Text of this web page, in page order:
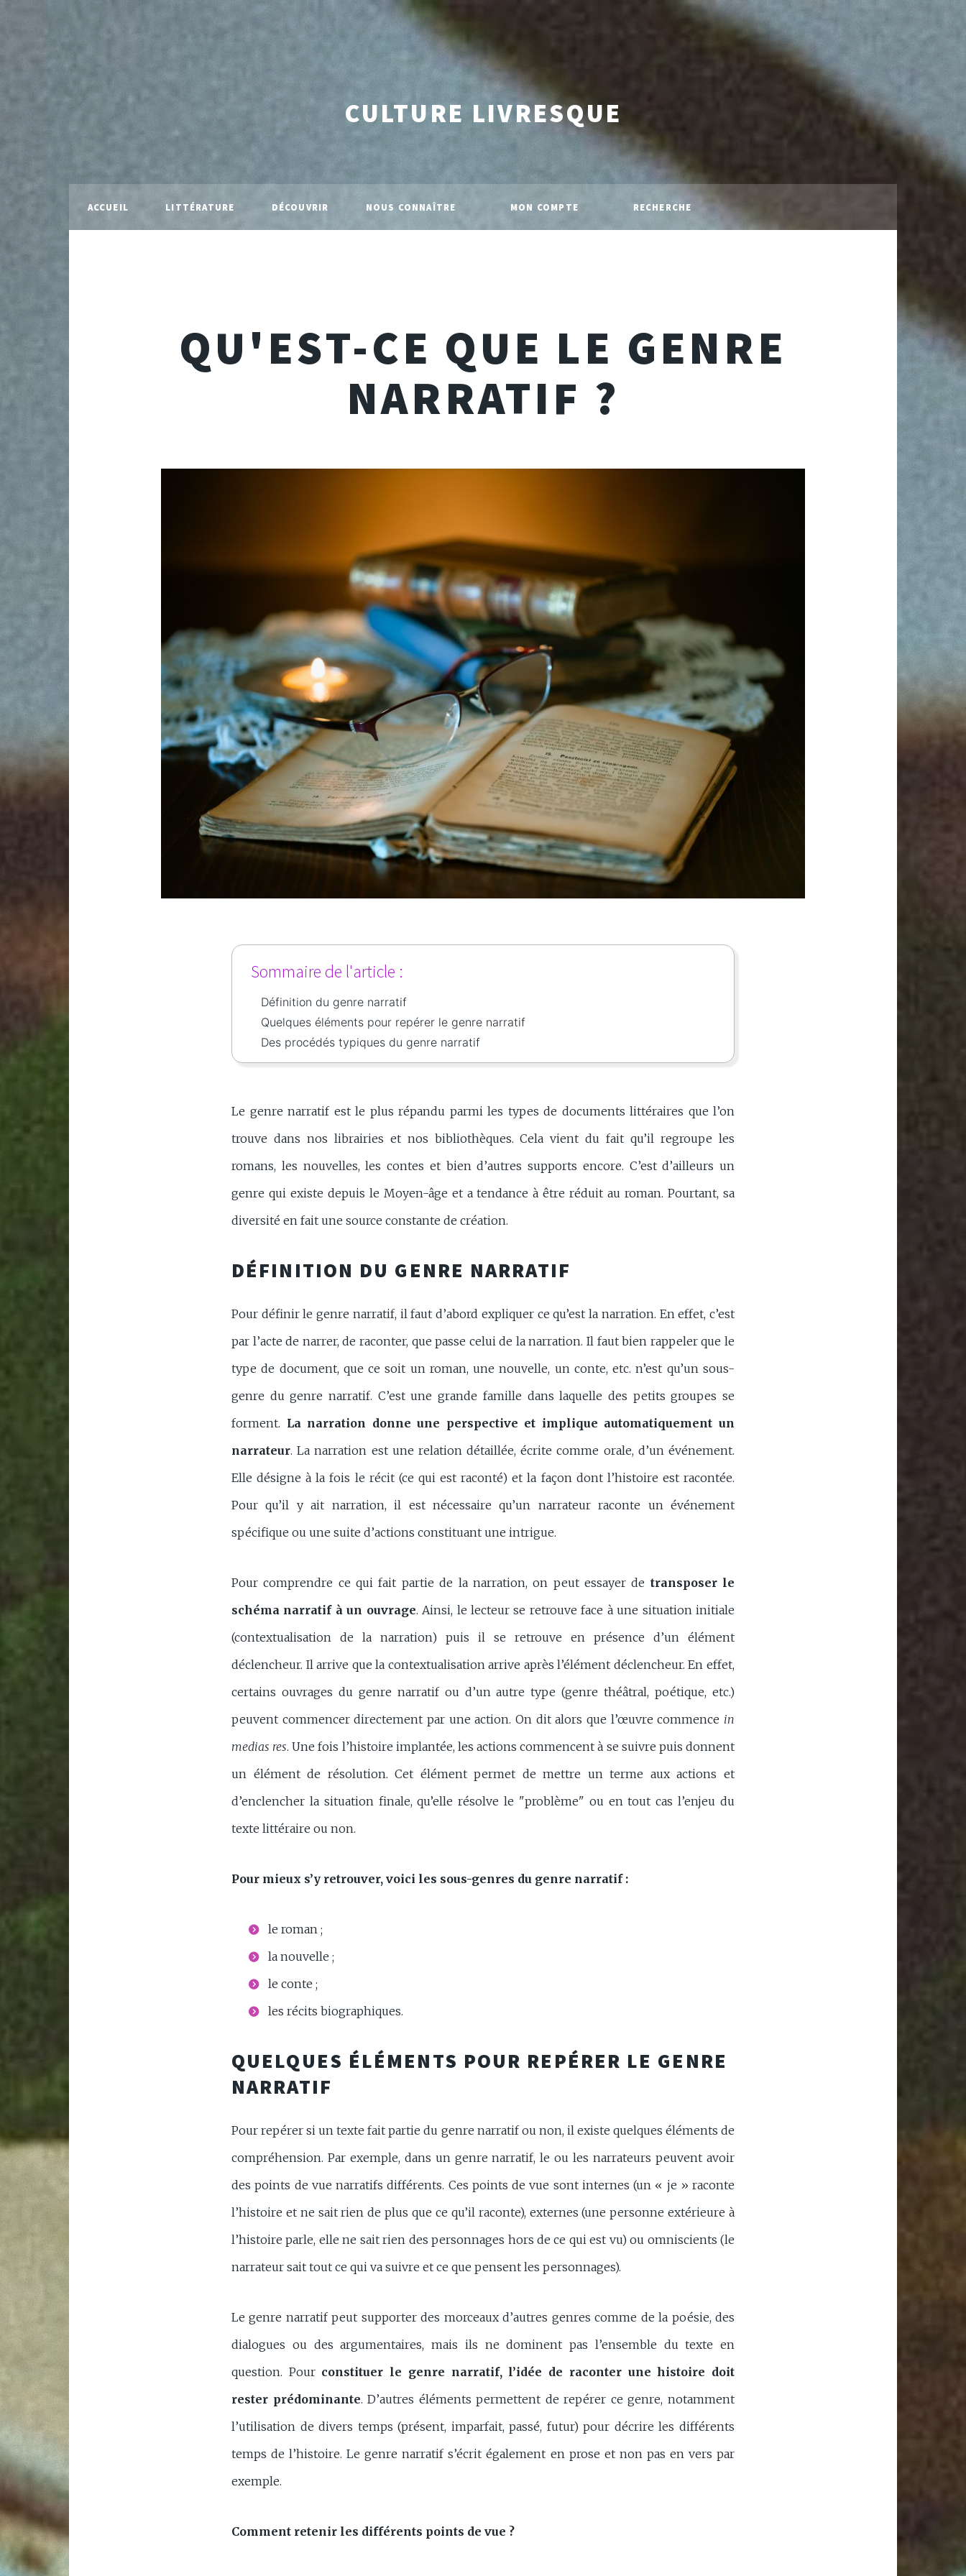
CULTURE LIVRESQUE
ACCUEIL LITTÉRATURE DÉCOUVRIR NOUS CONNAÎTRE MON COMPTE RECHERCHE
QU'EST-CE QUE LE GENRE
NARRATIF ?
Sommaire de l'article :
Définition du genre narratif
Quelques éléments pour repérer le genre narratif
Des procédés typiques du genre narratif
Le genre narratif est le plus répandu parmi les types de documents littéraires que l’on
trouve dans nos librairies et nos bibliothèques. Cela vient du fait qu’il regroupe les
romans, les nouvelles, les contes et bien d’autres supports encore. C’est d’ailleurs un
genre qui existe depuis le Moyen-âge et a tendance à être réduit au roman. Pourtant, sa
diversité en fait une source constante de création.
DÉFINITION DU GENRE NARRATIF
Pour définir le genre narratif, il faut d’abord expliquer ce qu’est la narration. En effet, c’est
par l’acte de narrer, de raconter, que passe celui de la narration. Il faut bien rappeler que le
type de document, que ce soit un roman, une nouvelle, un conte, etc. n’est qu’un sous-
genre du genre narratif. C’est une grande famille dans laquelle des petits groupes se
forment. La narration donne une perspective et implique automatiquement un
narrateur. La narration est une relation détaillée, écrite comme orale, d’un événement.
Elle désigne à la fois le récit (ce qui est raconté) et la façon dont l’histoire est racontée.
Pour qu’il y ait narration, il est nécessaire qu’un narrateur raconte un événement
spécifique ou une suite d’actions constituant une intrigue.
Pour comprendre ce qui fait partie de la narration, on peut essayer de transposer le
schéma narratif à un ouvrage. Ainsi, le lecteur se retrouve face à une situation initiale
(contextualisation de la narration) puis il se retrouve en présence d’un élément
déclencheur. Il arrive que la contextualisation arrive après l’élément déclencheur. En effet,
certains ouvrages du genre narratif ou d’un autre type (genre théâtral, poétique, etc.)
peuvent commencer directement par une action. On dit alors que l’œuvre commence in
medias res. Une fois l’histoire implantée, les actions commencent à se suivre puis donnent
un élément de résolution. Cet élément permet de mettre un terme aux actions et
d’enclencher la situation finale, qu’elle résolve le "problème" ou en tout cas l’enjeu du
texte littéraire ou non.
Pour mieux s’y retrouver, voici les sous-genres du genre narratif :
le roman ;
la nouvelle ;
le conte ;
les récits biographiques.
QUELQUES ÉLÉMENTS POUR REPÉRER LE GENRE
NARRATIF
Pour repérer si un texte fait partie du genre narratif ou non, il existe quelques éléments de
compréhension. Par exemple, dans un genre narratif, le ou les narrateurs peuvent avoir
des points de vue narratifs différents. Ces points de vue sont internes (un « je » raconte
l’histoire et ne sait rien de plus que ce qu’il raconte), externes (une personne extérieure à
l’histoire parle, elle ne sait rien des personnages hors de ce qui est vu) ou omniscients (le
narrateur sait tout ce qui va suivre et ce que pensent les personnages).
Le genre narratif peut supporter des morceaux d’autres genres comme de la poésie, des
dialogues ou des argumentaires, mais ils ne dominent pas l’ensemble du texte en
question. Pour constituer le genre narratif, l’idée de raconter une histoire doit
rester prédominante. D’autres éléments permettent de repérer ce genre, notamment
l’utilisation de divers temps (présent, imparfait, passé, futur) pour décrire les différents
temps de l’histoire. Le genre narratif s’écrit également en prose et non pas en vers par
exemple.
Comment retenir les différents points de vue ?